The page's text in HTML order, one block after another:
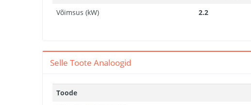
Võimsus (kW)
2.2
Selle Toote Analoogid
Toode